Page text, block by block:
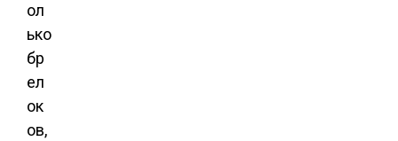
ол
ько
бр
ел
ок
ов,